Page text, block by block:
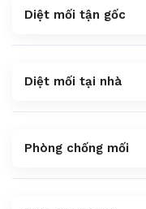
Diệt mối tận gốc
Diệt mối tại nhà
Phòng chống mối